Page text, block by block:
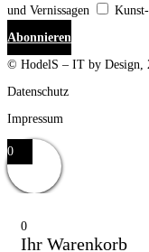
und Vernissagen
Abonnieren
© HodelS – IT by Design,
Datenschutz
Impressum
0
0
Ihr Warenkorb